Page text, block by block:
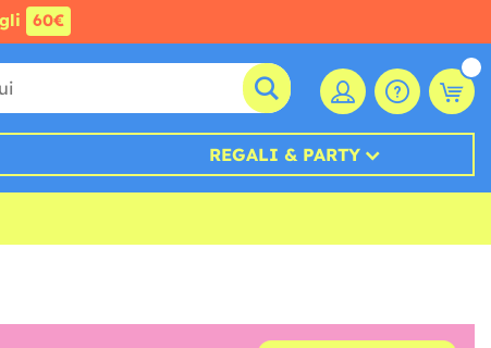
60€
REGALI & PARTY